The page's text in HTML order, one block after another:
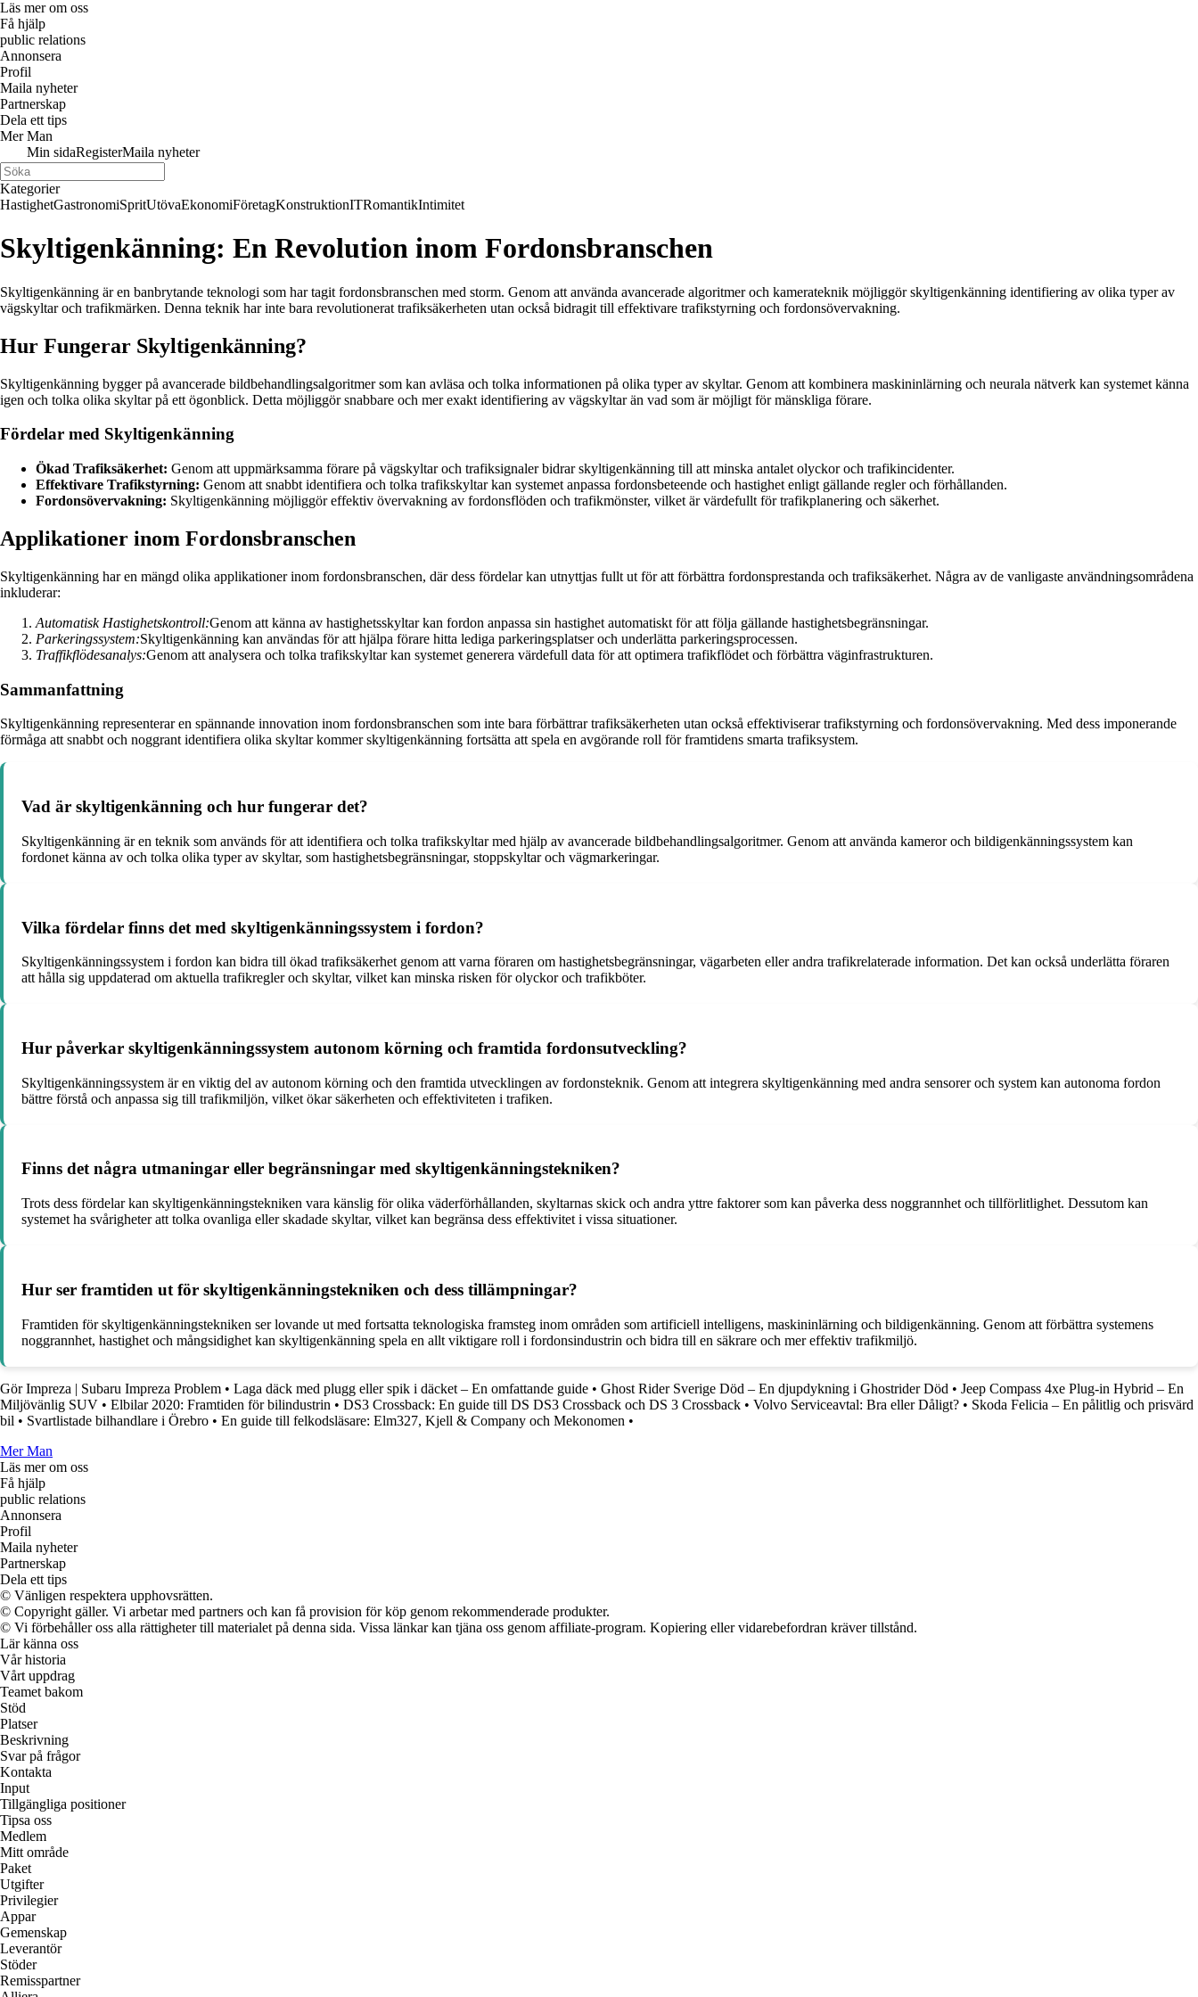
Läs mer om oss
Få hjälp
public relations
Annonsera
Profil
Maila nyheter
Partnerskap
Dela ett tips
Mer Man
Min sidaRegisterMaila nyheter
Kategorier
HastighetGastronomiSpritUtövaEkonomiFöretagKonstruktionITRomantikIntimitet
Skyltigenkänning: En Revolution inom Fordonsbranschen
Skyltigenkänning är en banbrytande teknologi som har tagit fordonsbranschen med storm. Genom att använda avancerade algoritmer och kamerateknik möjliggör skyltigenkänning identifiering av olika typer av
vägskyltar och trafikmärken. Denna teknik har inte bara revolutionerat trafiksäkerheten utan också bidragit till effektivare trafikstyrning och fordonsövervakning.
Hur Fungerar Skyltigenkänning?
Skyltigenkänning bygger på avancerade bildbehandlingsalgoritmer som kan avläsa och tolka informationen på olika typer av skyltar. Genom att kombinera maskininlärning och neurala nätverk kan systemet känna
igen och tolka olika skyltar på ett ögonblick. Detta möjliggör snabbare och mer exakt identifiering av vägskyltar än vad som är möjligt för mänskliga förare.
Fördelar med Skyltigenkänning
Ökad Trafiksäkerhet: Genom att uppmärksamma förare på vägskyltar och trafiksignaler bidrar skyltigenkänning till att minska antalet olyckor och trafikincidenter.
Effektivare Trafikstyrning: Genom att snabbt identifiera och tolka trafikskyltar kan systemet anpassa fordonsbeteende och hastighet enligt gällande regler och förhållanden.
Fordonsövervakning: Skyltigenkänning möjliggör effektiv övervakning av fordonsflöden och trafikmönster, vilket är värdefullt för trafikplanering och säkerhet.
Applikationer inom Fordonsbranschen
Skyltigenkänning har en mängd olika applikationer inom fordonsbranschen, där dess fördelar kan utnyttjas fullt ut för att förbättra fordonsprestanda och trafiksäkerhet. Några av de vanligaste användningsområdena
inkluderar:
Automatisk Hastighetskontroll:Genom att känna av hastighetsskyltar kan fordon anpassa sin hastighet automatiskt för att följa gällande hastighetsbegränsningar.
Parkeringssystem:Skyltigenkänning kan användas för att hjälpa förare hitta lediga parkeringsplatser och underlätta parkeringsprocessen.
Traffikflödesanalys:Genom att analysera och tolka trafikskyltar kan systemet generera värdefull data för att optimera trafikflödet och förbättra väginfrastrukturen.
Sammanfattning
Skyltigenkänning representerar en spännande innovation inom fordonsbranschen som inte bara förbättrar trafiksäkerheten utan också effektiviserar trafikstyrning och fordonsövervakning. Med dess imponerande
förmåga att snabbt och noggrant identifiera olika skyltar kommer skyltigenkänning fortsätta att spela en avgörande roll för framtidens smarta trafiksystem.
Vad är skyltigenkänning och hur fungerar det?
Skyltigenkänning är en teknik som används för att identifiera och tolka trafikskyltar med hjälp av avancerade bildbehandlingsalgoritmer. Genom att använda kameror och bildigenkänningssystem kan
fordonet känna av och tolka olika typer av skyltar, som hastighetsbegränsningar, stoppskyltar och vägmarkeringar.
Vilka fördelar finns det med skyltigenkänningssystem i fordon?
Skyltigenkänningssystem i fordon kan bidra till ökad trafiksäkerhet genom att varna föraren om hastighetsbegränsningar, vägarbeten eller andra trafikrelaterade information. Det kan också underlätta föraren
att hålla sig uppdaterad om aktuella trafikregler och skyltar, vilket kan minska risken för olyckor och trafikböter.
Hur påverkar skyltigenkänningssystem autonom körning och framtida fordonsutveckling?
Skyltigenkänningssystem är en viktig del av autonom körning och den framtida utvecklingen av fordonsteknik. Genom att integrera skyltigenkänning med andra sensorer och system kan autonoma fordon
bättre förstå och anpassa sig till trafikmiljön, vilket ökar säkerheten och effektiviteten i trafiken.
Finns det några utmaningar eller begränsningar med skyltigenkänningstekniken?
Trots dess fördelar kan skyltigenkänningstekniken vara känslig för olika väderförhållanden, skyltarnas skick och andra yttre faktorer som kan påverka dess noggrannhet och tillförlitlighet. Dessutom kan
systemet ha svårigheter att tolka ovanliga eller skadade skyltar, vilket kan begränsa dess effektivitet i vissa situationer.
Hur ser framtiden ut för skyltigenkänningstekniken och dess tillämpningar?
Framtiden för skyltigenkänningstekniken ser lovande ut med fortsatta teknologiska framsteg inom områden som artificiell intelligens, maskininlärning och bildigenkänning. Genom att förbättra systemens
noggrannhet, hastighet och mångsidighet kan skyltigenkänning spela en allt viktigare roll i fordonsindustrin och bidra till en säkrare och mer effektiv trafikmiljö.
Gör Impreza | Subaru Impreza Problem • Laga däck med plugg eller spik i däcket – En omfattande guide • Ghost Rider Sverige Död – En djupdykning i Ghostrider Död • Jeep Compass 4xe Plug-in Hybrid – En
Miljövänlig SUV • Elbilar 2020: Framtiden för bilindustrin • DS3 Crossback: En guide till DS DS3 Crossback och DS 3 Crossback • Volvo Serviceavtal: Bra eller Dåligt? • Skoda Felicia – En pålitlig och prisvärd
bil • Svartlistade bilhandlare i Örebro • En guide till felkodsläsare: Elm327, Kjell & Company och Mekonomen •
Mer Man
Läs mer om oss
Få hjälp
public relations
Annonsera
Profil
Maila nyheter
Partnerskap
Dela ett tips
© Vänligen respektera upphovsrätten.
© Copyright gäller. Vi arbetar med partners och kan få provision för köp genom rekommenderade produkter.
© Vi förbehåller oss alla rättigheter till materialet på denna sida. Vissa länkar kan tjäna oss genom affiliate-program. Kopiering eller vidarebefordran kräver tillstånd.
Lär känna oss
Vår historia
Vårt uppdrag
Teamet bakom
Stöd
Platser
Beskrivning
Svar på frågor
Kontakta
Input
Tillgängliga positioner
Tipsa oss
Medlem
Mitt område
Paket
Utgifter
Privilegier
Appar
Gemenskap
Leverantör
Stöder
Remisspartner